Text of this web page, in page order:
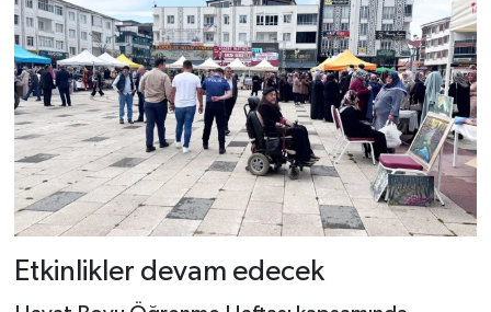
Etkinlikler devam edecek